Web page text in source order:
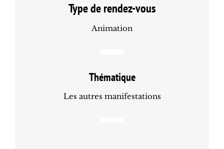
Type de rendez-vous
Animation
Thématique
Les autres manifestations